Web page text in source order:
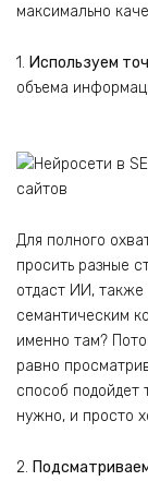
максимально
1. Используем
объема
Для полного
просить разные
отдаст ИИ, также
семантическим
именно там?
равно
способ подойдет
нужно, и просто
2.